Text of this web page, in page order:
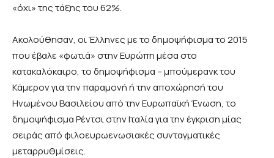
«όχι» της τάξης του 62%.
Ακολούθησαν, οι Έλληνες με το δημοψήφισμα το 2015
που έβαλε «φωτιά» στην Ευρώπη μέσα στο
κατακαλόκαιρο, το δημοψήφισμα – μπούμερανκ του
Κάμερον για την παραμονή ή την αποχώρησή του
Ηνωμένου Βασιλείου από την Ευρωπαϊκή Ένωση, το
δημοψήφισμα Ρέντσι στην Ιταλία για την έγκριση μίας
σειράς από φιλοευρωενωσιακές συνταγματικές
μεταρρυθμίσεις.